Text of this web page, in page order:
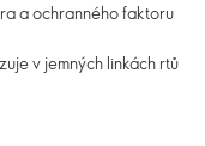
a ochranného faktoru
v jemných linkách rtů